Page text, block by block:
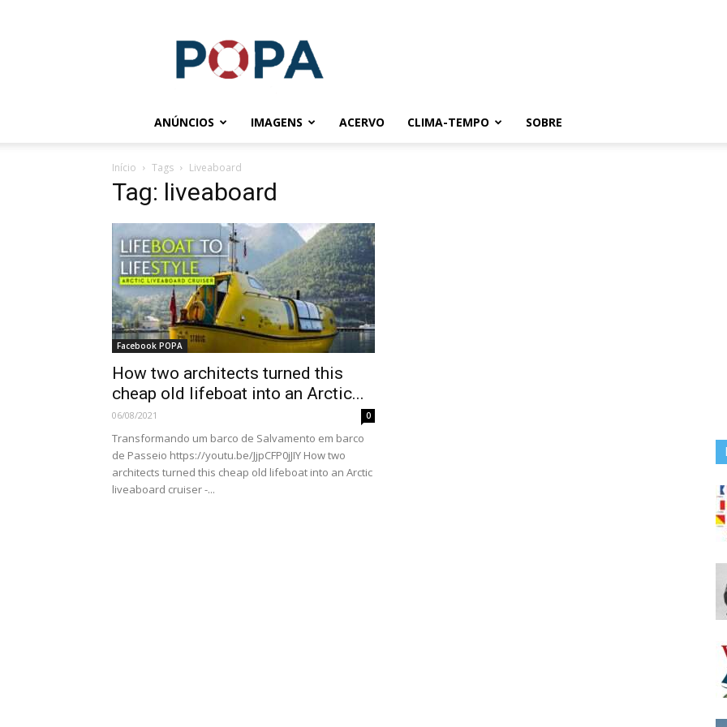
ANÚNCIOS IMAGENS ACERVO CLIMA-TEMPO SOBRE
Início Tags Liveaboard
Tag: liveaboard
Facebook POPA
How two architects turned this
cheap old lifeboat into an Arctic...
06/08/2021 0
Transformando um barco de Salvamento em barco
de Passeio https://youtu.be/JjpCFP0jJIY How two
architects turned this cheap old lifeboat into an Arctic
liveaboard cruiser -...